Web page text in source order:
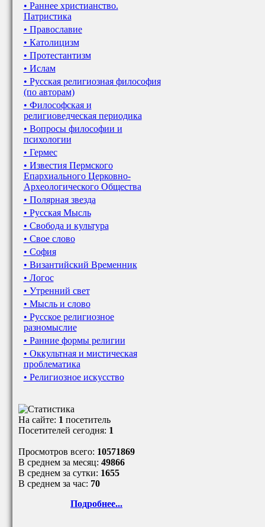
• Раннее христианство.
Патристика
• Православие
• Католицизм
• Протестантизм
• Ислам
• Русская религиозная философия
(по авторам)
• Философская и
религиоведческая периодика
• Вопросы философии и
психологии
• Гермес
• Известия Пермского
Епархиального Церковно-
Археологического Общества
• Полярная звезда
• Русская Мысль
• Свобода и культура
• Свое слово
• София
• Византийский Временник
• Логос
• Утренний свет
• Мысль и слово
• Русское религиозное
разномыслие
• Ранние формы религии
• Оккультная и мистическая
проблематика
• Религиозное искусство
На сайте: 1 посетитель
Посетителей сегодня: 1
Просмотров всего: 10571869
В среднем за месяц: 49866
В среднем за сутки: 1655
В среднем за час: 70
Подробнее...